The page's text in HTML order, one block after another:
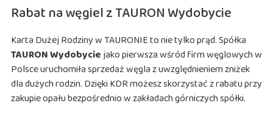
Rabat na węgiel z TAURON Wydobycie
Karta Dużej Rodziny w TAURONIE to nie tylko prąd. Spółka
TAURON Wydobyciejako pierwsza wśród firm węglowych w
Polsce uruchomiła sprzedaż węgla z uwzględnieniem zniżek
dla dużych rodzin. Dzięki KDR możesz skorzystać z rabatu przy
zakupie opału bezpośrednio w zakładach górniczych spółki.